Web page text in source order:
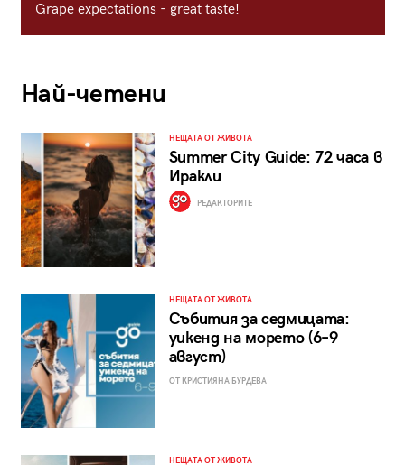
Grape expectations - great taste!
Най-четени
НЕЩАТА ОТ ЖИВОТА
Summer City Guide: 72 часа в
Иракли
РЕДАКТОРИТЕ
НЕЩАТА ОТ ЖИВОТА
Събития за седмицата:
уикенд на морето (6–9
август)
ОТ КРИСТИЯНА БУРДЕВА
НЕЩАТА ОТ ЖИВОТА